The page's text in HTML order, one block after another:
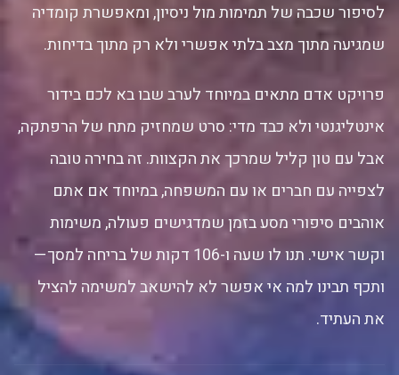
לסיפור שכבה של תמימות מול ניסיון, ומאפשרת קומדיה
שמגיעה מתוך מצב בלתי אפשרי ולא רק מתוך בדיחות.
פרויקט אדם מתאים במיוחד לערב שבו בא לכם בידור
אינטליגנטי ולא כבד מדי: סרט שמחזיק מתח של הרפתקה,
אבל עם טון קליל שמרכך את הקצוות. זה בחירה טובה
לצפייה עם חברים או עם המשפחה, במיוחד אם אתם
אוהבים סיפורי מסע בזמן שמדגישים פעולה, משימות
וקשר אישי. תנו לו שעה ו-106 דקות של בריחה למסך—
ותכף תבינו למה אי אפשר לא להישאב למשימה להציל
את העתיד.